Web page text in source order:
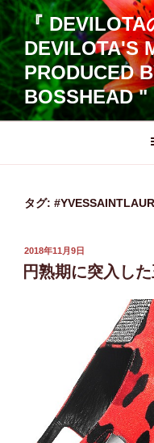
コ
テ
ン
ツ
へ
ス
ッ
『 DEVILOTA
DEVILOTA'S
PRODUCED
BOSSHEAD "
タグ:
投
稿
日:
2018年11月9日
円熟期に突入し